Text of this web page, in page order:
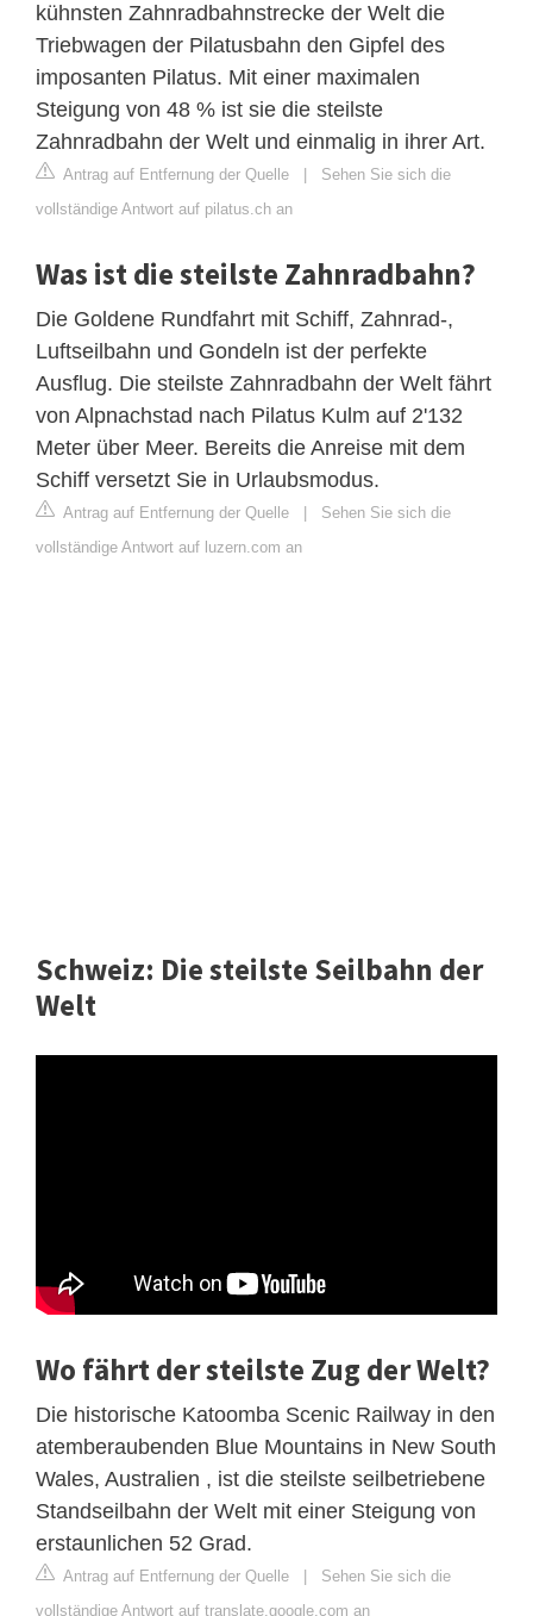
kühnsten Zahnradbahnstrecke der Welt die
Triebwagen der Pilatusbahn den Gipfel des
imposanten Pilatus. Mit einer maximalen
Steigung von 48 % ist sie die steilste
Zahnradbahn der Welt und einmalig in ihrer Art.
Antrag auf Entfernung der Quelle
Sehen Sie sich die
vollständige Antwort auf pilatus.ch an
Was ist die steilste Zahnradbahn?
Die Goldene Rundfahrt mit Schiff, Zahnrad-,
Luftseilbahn und Gondeln ist der perfekte
Ausflug. Die steilste Zahnradbahn der Welt fährt
von Alpnachstad nach Pilatus Kulm auf 2'132
Meter über Meer. Bereits die Anreise mit dem
Schiff versetzt Sie in Urlaubsmodus.
Antrag auf Entfernung der Quelle
Sehen Sie sich die
vollständige Antwort auf luzern.com an
Schweiz: Die steilste Seilbahn der
Welt
Wo fährt der steilste Zug der Welt?
Die historische Katoomba Scenic Railway in den
atemberaubenden Blue Mountains in New South
Wales, Australien , ist die steilste seilbetriebene
Standseilbahn der Welt mit einer Steigung von
erstaunlichen 52 Grad.
Antrag auf Entfernung der Quelle | Sehen Sie sich die
vollständige Antwort auf translate.google.com an